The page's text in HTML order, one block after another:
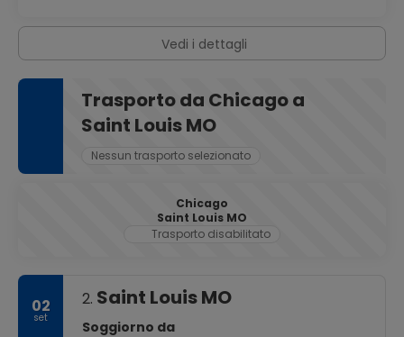
Vedi i dettagli
Trasporto da Chicago a
Saint Louis MO
Nessun trasporto selezionato
Chicago
Saint Louis MO
Trasporto disabilitato
02
set
2. Saint Louis MO
Soggiorno da